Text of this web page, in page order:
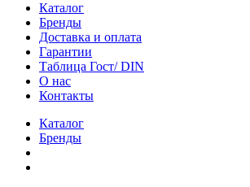
Каталог
Бренды
Доставка и оплата
Гарантии
Таблица Гост/ DIN
О нас
Контакты
Каталог
Бренды